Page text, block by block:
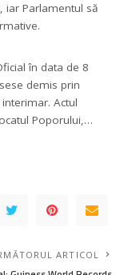
iar Parlamentul să
în data de 8
demis prin
Actul
Poporului,…
ARTICOL